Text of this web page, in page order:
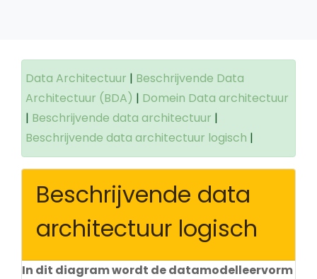
Data Architectuur | Beschrijvende Data
Architectuur (BDA) | Domein Data architectuur
| Beschrijvende data architectuur |
Beschrijvende data architectuur logisch |
Beschrijvende data
architectuur logisch
In dit diagram wordt de datamodelleervorm